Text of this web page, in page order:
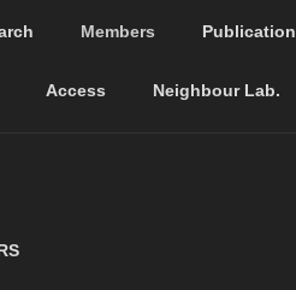
Members Publication
Access Neighbour Lab.